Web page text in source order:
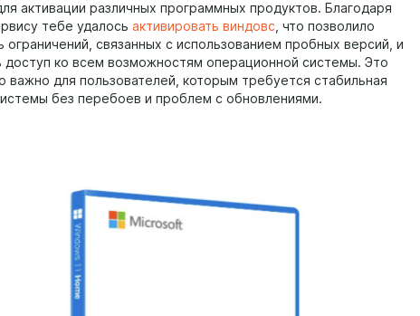
активации различных программных продуктов. Благодаря
тебе удалось активировать виндовс , что позволило
ограничений, связанных с использованием пробных версий, и
доступ ко всем возможностям операционной системы. Это
важно для пользователей, которым требуется стабильная
без перебоев и проблем с обновлениями.